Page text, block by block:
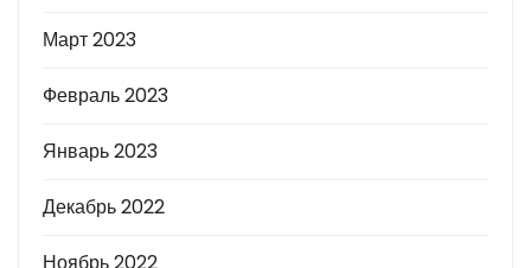
Март 2023
Февраль 2023
Январь 2023
Декабрь 2022
Ноябрь 2022